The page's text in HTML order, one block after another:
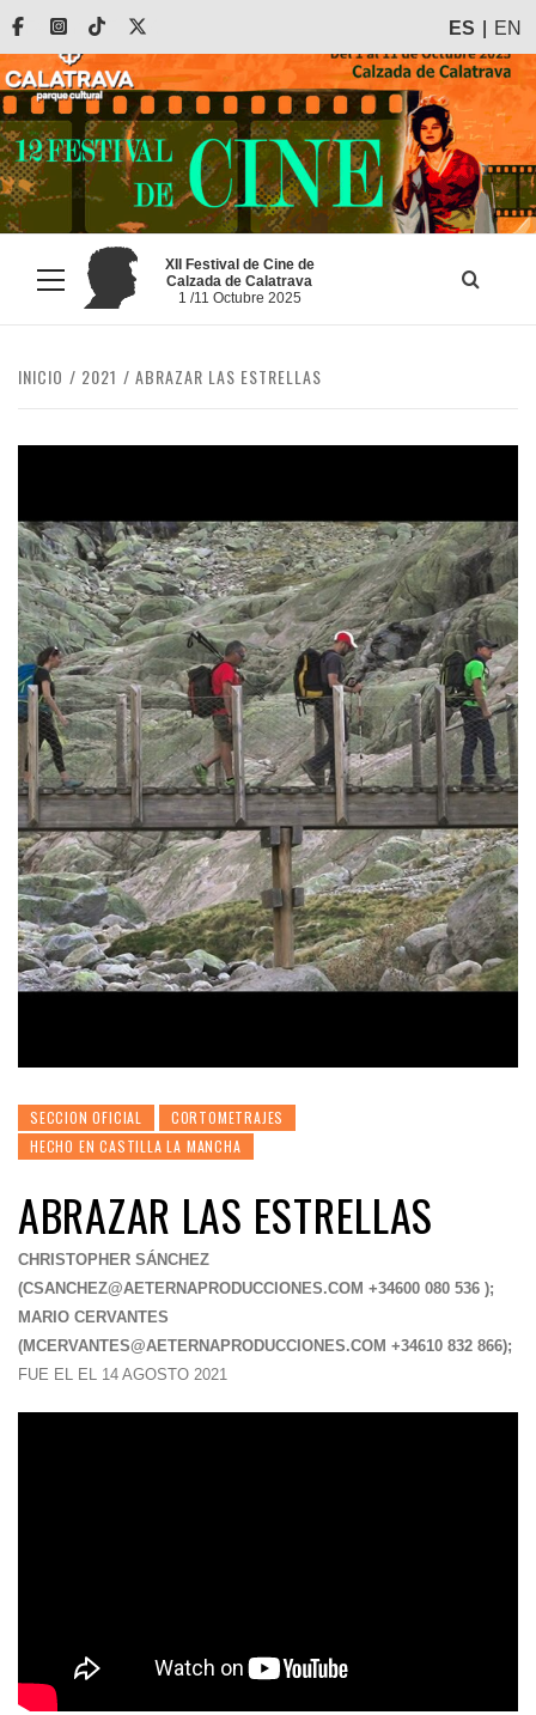
Saltar
contenido
FacebookInstagram
Tiktok ES EN
Menú
principal
XII Festival de Cine de
Calzada de Calatrava
1 /11 Octubre 2025
INICIO 2021 ABRAZAR LAS ESTRELLAS
SECCION OFICIAL
CORTOMETRAJES
HECHO EN CASTILLA LA MANCHA
ABRAZAR LAS ESTRELLAS
CHRISTOPHER SÁNCHEZ
(CSANCHEZ@AETERNAPRODUCCIONES.COM +34600 080 536 );
MARIO CERVANTES
(MCERVANTES@AETERNAPRODUCCIONES.COM +34610 832 866);
FUE EL EL 14 AGOSTO 2021